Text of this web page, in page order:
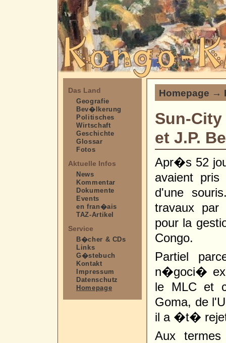
Das Land
Geografie
Bev�lkerung
Politisches
Wirtschaft
Geschichte
Glossar
Fotos
Aktuelle Infos
News
Kommentar
Dokumente
Events
en fran�ais
TAZ-Artikel
Service
B�cher & CDs
Links
G�stebuch
Kontakt
Impressum
Datenschutz
Homepage
Homepage →
Sun-
et J.P.
Apr�s 52
avaient
d'une
travaux par
pour la
Congo.
Partiel
n�goci�
le MLC et
Goma, de
il a �t�
Aux